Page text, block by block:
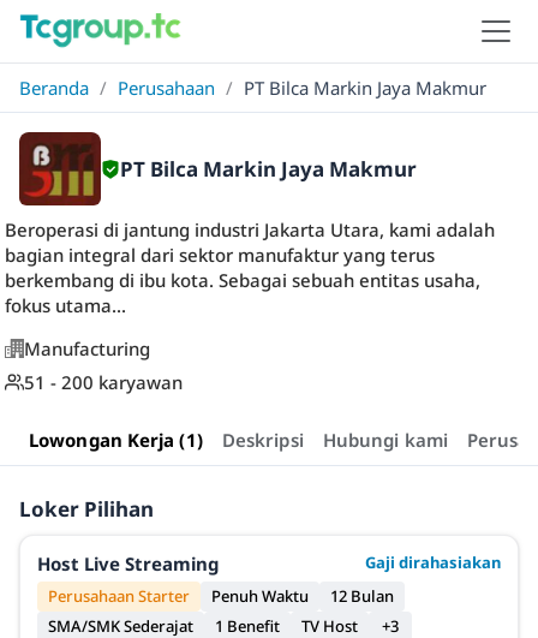
Beranda / Perusahaan / PT Bilca Markin Jaya Makmur
PT Bilca Markin Jaya Makmur
Beroperasi di jantung industri Jakarta Utara, kami adalah
bagian integral dari sektor manufaktur yang terus
berkembang di ibu kota. Sebagai sebuah entitas usaha,
fokus utama...
Manufacturing
51 - 200 karyawan
Lowongan Kerja (1) Deskripsi Hubungi kami
Loker Pilihan
Host Live Streaming
Gaji dirahasiakan
Perusahaan Starter
Penuh Waktu
12 Bulan
SMA/SMK Sederajat
1 Benefit TV Host +3